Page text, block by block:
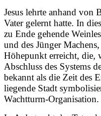
Jesus lehrte anhand von
Vater gelernt hatte. In
zu Ende gehende
und des Jünger
Höhepunkt erreicht, die,
Abschluss des Systems
bekannt als die Zeit des
liegende Stadt
Wachtturm-Organisation.